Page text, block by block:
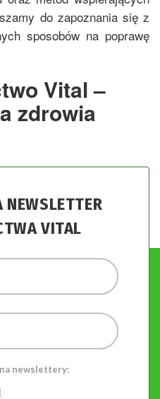
do zapoznania się z
sposobów na poprawę
Vital –
zdrowia
NEWSLETTER
VITAL
newslettery: